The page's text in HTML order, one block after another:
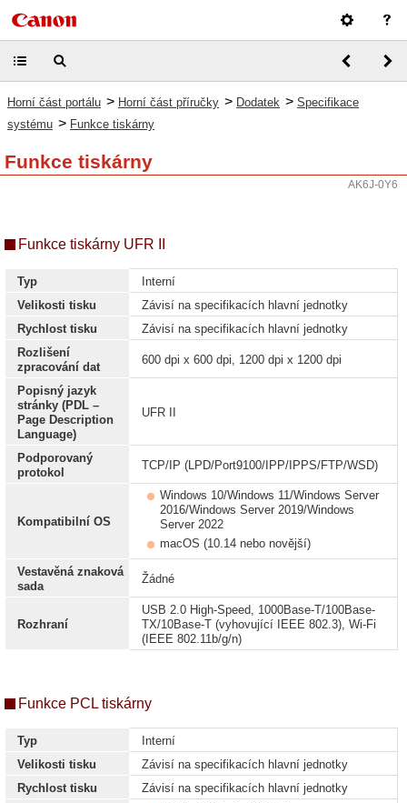
Horní část portálu > Horní část příručky > Dodatek > Specifikace
systému > Funkce tiskárny
Funkce tiskárny
AK6J-0Y6
Funkce tiskárny UFR II
Typ
Interní
Velikosti tisku
Závisí na specifikacích hlavní jednotky
Rychlost tisku
Závisí na specifikacích hlavní jednotky
Rozlišení
zpracování dat
600 dpi x 600 dpi, 1200 dpi x 1200 dpi
Popisný jazyk
stránky (PDL –
Page Description
Language)
UFR II
Podporovaný
protokol
TCP/IP (LPD/Port9100/IPP/IPPS/FTP/WSD)
Kompatibilní OS
Windows 10/Windows 11/Windows Server
2016/Windows Server 2019/Windows
Server 2022
macOS (10.14 nebo novější)
Vestavěná znaková
sada
Žádné
Rozhraní
USB 2.0 High-Speed, 1000Base-T/100Base-
TX/10Base-T (vyhovující IEEE 802.3), Wi-Fi
(IEEE 802.11b/g/n)
Funkce PCL tiskárny
Typ
Interní
Velikosti tisku
Závisí na specifikacích hlavní jednotky
Rychlost tisku
Závisí na specifikacích hlavní jednotky